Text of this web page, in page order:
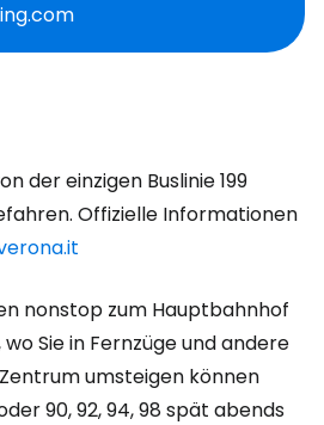
der einzigen Buslinie 199
Offizielle Informationen
nonstop zum Hauptbahnhof
Sie in Fernzüge und andere
umsteigen können
oder 90, 92, 94, 98 spät abends